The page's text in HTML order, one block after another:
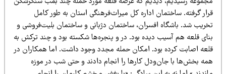
گرفته. ساختمان اداره کل میراث‌فرهنگی استان به طور کامل
شد. باشگاه افسران، ساختمان دژبانی و ساختمان بلیت‌فروشی و
قلعه هم آسیب دیده بود. در و پنجره‌ها شکسته بود و چند ترکش به
اصابت کرده بود. امکان حمله مجدد وجود داشت. اما همکاران در
بخش‌ها با جان‌ودل کارها را انجام دادند و حتی شب در موزه